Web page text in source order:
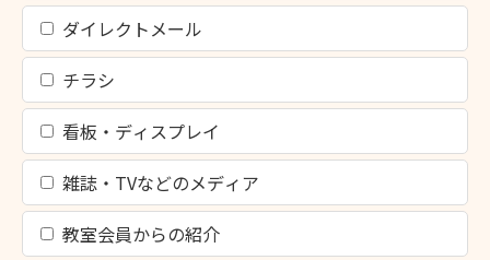
ダイレクトメール
チラシ
看板・ディスプレイ
雑誌・TVなどのメディア
教室会員からの紹介